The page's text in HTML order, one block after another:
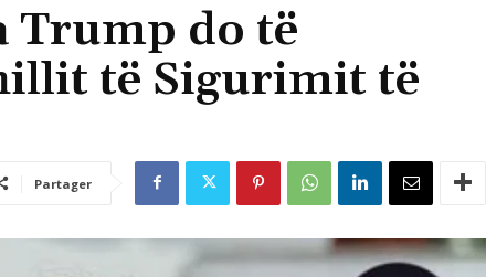
Trump do të
të Sigurimit të
Partager